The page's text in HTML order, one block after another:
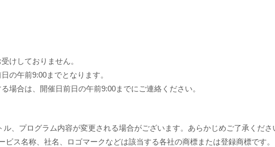
けしておりません。
の午前9:00までとなります。
場合は、開催日前日の午前9:00までにご連絡ください。
、プログラム内容が変更される場合がございます。あらかじめご了承くださ
ス名称、社名、ロゴマークなどは該当する各社の商標または登録商標です。